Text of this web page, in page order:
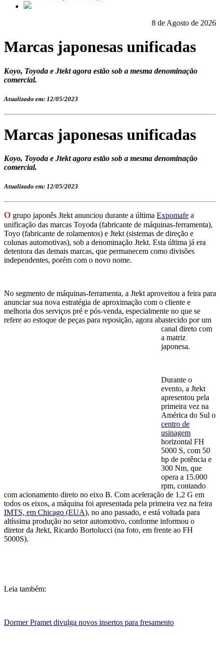
8 de Agosto de 2026
Marcas japonesas unificadas
Koyo, Toyoda e Jtekt agora estão sob a mesma denominação
comercial.
Atualizado em: 12/05/2023
Marcas japonesas unificadas
Koyo, Toyoda e Jtekt agora estão sob a mesma denominação
comercial.
Atualizado em: 12/05/2023
O grupo japonês Jtekt anunciou durante a última Expomafe a
unificação das marcas Toyoda (fabricante de máquinas-ferramenta),
Toyo (fabricante de rolamentos) e Jtekt (sistemas de direção e
colunas automotivas), sob a denominação Jtekt. Esta última já era
detentora das demais marcas, que permanecem como divisões
independentes, porém com o novo nome.
No segmento de máquinas-ferramenta, a Jtekt aproveitou a feira para
anunciar sua nova estratégia de aproximação com o cliente e
melhoria dos serviços pré e pós-venda, especialmente no que se
refere ao estoque de peças para reposição, agora abastecido por um
canal direto com
a matriz
japonesa.
Durante o
evento, a Jtekt
apresentou pela
primeira vez na
América do Sul o
centro de
usinagem
horizontal FH
5000 S, com 50
hp de potência e
300 Nm, que
opera a 15.000
rpm, contando
com acionamento direto no eixo B. Com aceleração de 1,2 G em
todos os eixos, a máquina foi apresentada pela primeira vez na feira
IMTS, em Chicago (EUA), no ano passado, e está voltada para
altíssima produção no setor automotivo, conforme informou o
diretor da Jtekt, Ricardo Bortolucci (na foto, em frente ao FH
5000S).
Leia também:
Dormer Pramet divulga novos insertos para fresamento